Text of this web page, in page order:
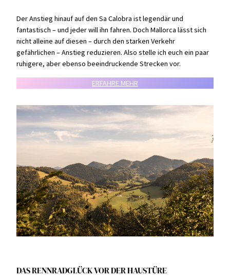
Der Anstieg hinauf auf den Sa Calobra ist legendär und
fantastisch – und jeder will ihn fahren. Doch Mallorca lässt sich
nicht alleine auf diesen – durch den starken Verkehr
gefährlichen – Anstieg reduzieren. Also stelle ich euch ein paar
ruhigere, aber ebenso beeindruckende Strecken vor.
ERFAHRE MEHR
DAS RENNRADGLÜCK VOR DER HAUSTÜRE